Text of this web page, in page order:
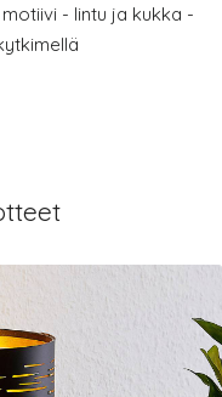
- lintu ja kukka -